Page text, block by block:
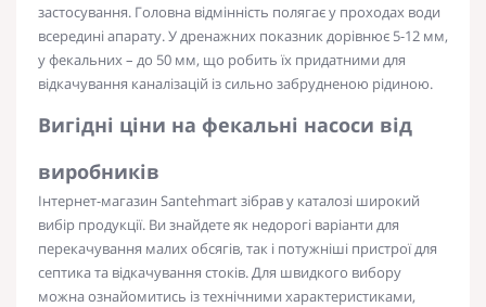
застосування. Головна відмінність полягає у проходах води
всередині апарату. У дренажних показник дорівнює 5-12 мм,
у фекальних – до 50 мм, що робить їх придатними для
відкачування каналізацій із сильно забрудненою рідиною.
Вигідні ціни на фекальні насоси від
виробників
Інтернет-магазин Santehmart зібрав у каталозі широкий
вибір продукції. Ви знайдете як недорогі варіанти для
перекачування малих обсягів, так і потужніші пристрої для
септика та відкачування стоків. Для швидкого вибору
можна ознайомитись із технічними характеристиками,